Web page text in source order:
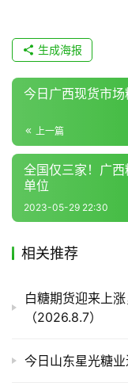
题
地
频
道
产
链
储
生成海报
今日广西现货市
上一篇
全国仅三家！广
单位
2023-05-29 22:30
相关推荐
白糖期货迎来上
（2026.8.7）
今日山东星光糖